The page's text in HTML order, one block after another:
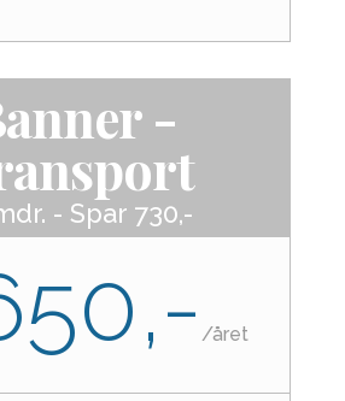
-
- Spar 730,-
/året